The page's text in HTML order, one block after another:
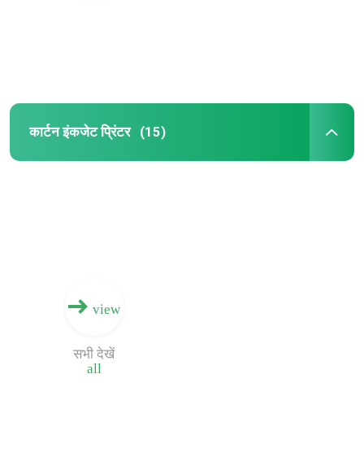
कार्टन इंकजेट प्रिंटर (15)
view
all
सभी देखें